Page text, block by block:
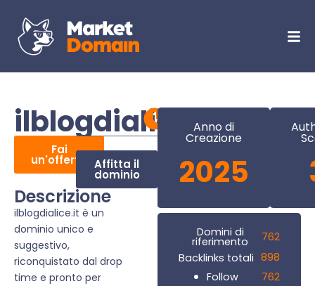
ilblogdialice.it
Fai
un'offerta Affitta il
dominio
Descrizione
ilblogdialice.it è un
dominio unico e
suggestivo,
riconquistato dal drop
time e pronto per
Anno di
Creazione
2025
Domini di
riferimento
762
Backlinks totali 898
Follow
762